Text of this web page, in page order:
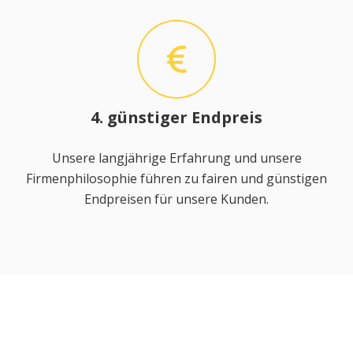
4. günstiger Endpreis
Unsere langjährige Erfahrung und unsere
Firmenphilosophie führen zu fairen und günstigen
Endpreisen für unsere Kunden.